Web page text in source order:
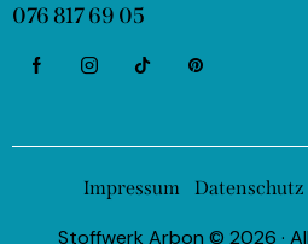
076 817 69 05
Impressum Datenschutz
Stoffwerk Arbon © 2026 ·